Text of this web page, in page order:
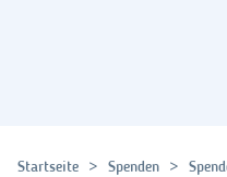
Startseite Spenden